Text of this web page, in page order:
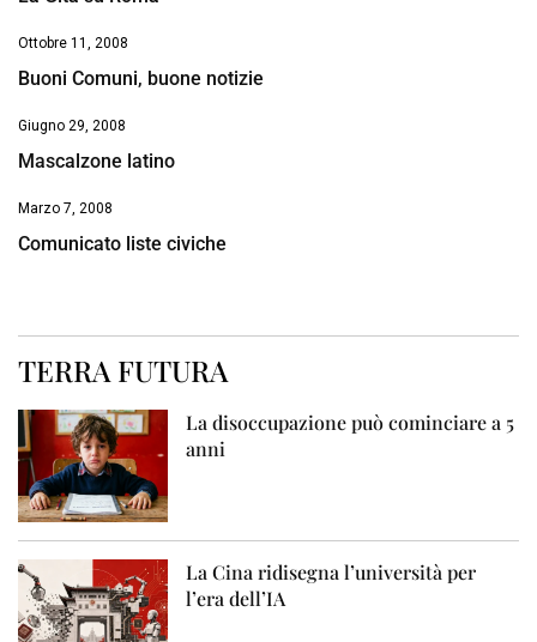
Ottobre 11, 2008
Buoni Comuni, buone notizie
Giugno 29, 2008
Mascalzone latino
Marzo 7, 2008
Comunicato liste civiche
TERRA FUTURA
La disoccupazione può cominciare a 5
anni
La Cina ridisegna l’università per
l’era dell’IA